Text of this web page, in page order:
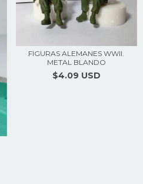
FIGURAS ALEMANES WWII.
METAL BLANDO
$4.09 USD